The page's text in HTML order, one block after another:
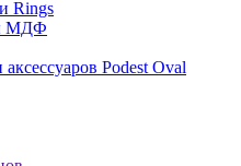
Rings
МДФ
Podest Oval